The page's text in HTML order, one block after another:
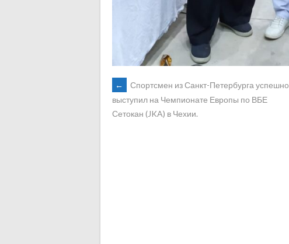
POST
NAVIGATION
←
Спортсмен из Санкт-Петербурга успешно
выступил на Чемпионате Европы по ВБЕ
Сетокан (JKA) в Чехии.